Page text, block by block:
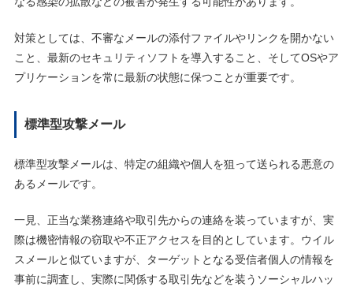
対策としては、不審なメールの添付ファイルやリンクを開かない
こと、最新のセキュリティソフトを導入すること、そしてOSやア
プリケーションを常に最新の状態に保つことが重要です。
標準型攻撃メール
標準型攻撃メールは、特定の組織や個人を狙って送られる悪意の
あるメールです。
一見、正当な業務連絡や取引先からの連絡を装っていますが、実
際は機密情報の窃取や不正アクセスを目的としています。ウイル
スメールと似ていますが、ターゲットとなる受信者個人の情報を
事前に調査し、実際に関係する取引先などを装うソーシャルハッ